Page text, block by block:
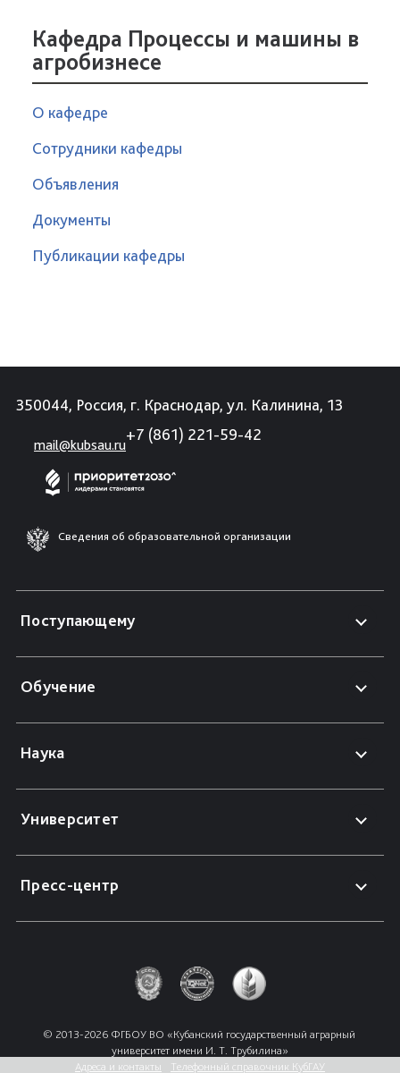
Кафедра Процессы и машины в
агробизнесе
О кафедре
Сотрудники кафедры
Объявления
Документы
Публикации кафедры
350044, Россия, г. Краснодар, ул. Калинина, 13
mail@kubsau.ru
+7 (861) 221-59-42
Сведения об образовательной организации
Поступающему
Обучение
Наука
Университет
Пресс-центр
© 2013-2026 ФГБОУ ВО «Кубанский государственный аграрный
университет имени И. Т. Трубилина»
Адреса и контакты
Телефонный справочник КубГАУ